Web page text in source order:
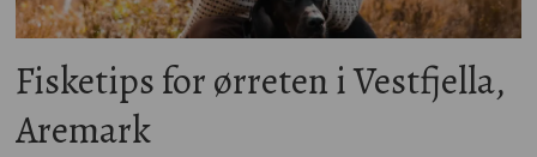
Fisketips for ørreten i Vestfjella,
Aremark